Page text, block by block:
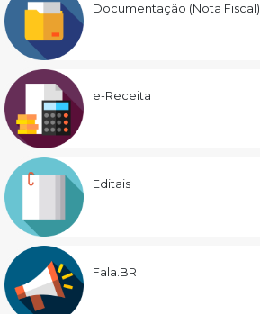
Documentação (Nota Fiscal)
e-Receita
Editais
Fala.BR